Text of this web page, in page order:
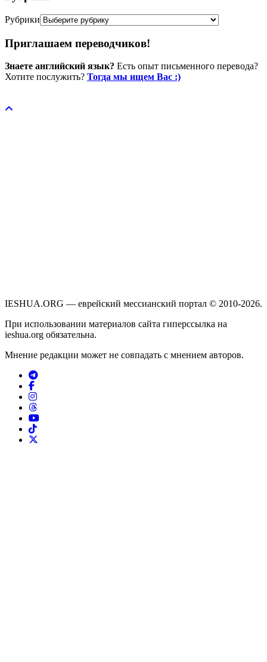
Рубрики
Приглашаем переводчиков!
Знаете английский язык? Есть опыт письменного перевода?
Хотите послужить? Тогда мы ищем Вас :)
IESHUA.ORG — еврейский мессианский портал © 2010-2026.
При использовании материалов сайта гиперссылка на
ieshua.org обязательна.
Мнение редакции может не совпадать с мнением авторов.